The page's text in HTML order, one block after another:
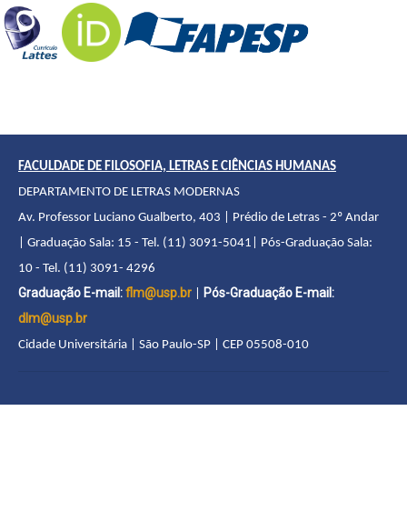
FACULDADE DE FILOSOFIA, LETRAS E CIÊNCIAS HUMANAS
DEPARTAMENTO DE LETRAS MODERNAS
Av. Professor Luciano Gualberto, 403 | Prédio de Letras - 2º Andar
| Graduação Sala: 15 - Tel. (11) 3091-5041| Pós-Graduação Sala:
10 - Tel. (11) 3091- 4296
Graduação E-mail:flm@usp.br
Pós-Graduação E-mail:
dlm@usp.br
Cidade Universitária | São Paulo-SP | CEP 05508-010